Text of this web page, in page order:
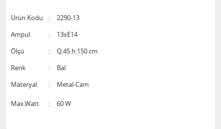
Ürün Kodu :
2290-13
Ampul
:
13xE14
Ölçü
:
Q:45 h:150 cm
Renk
:
Bal
Materyal
: Metal-Cam
Max.Watt : 60 W